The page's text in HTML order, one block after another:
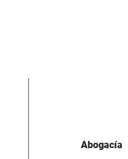
Abogacía